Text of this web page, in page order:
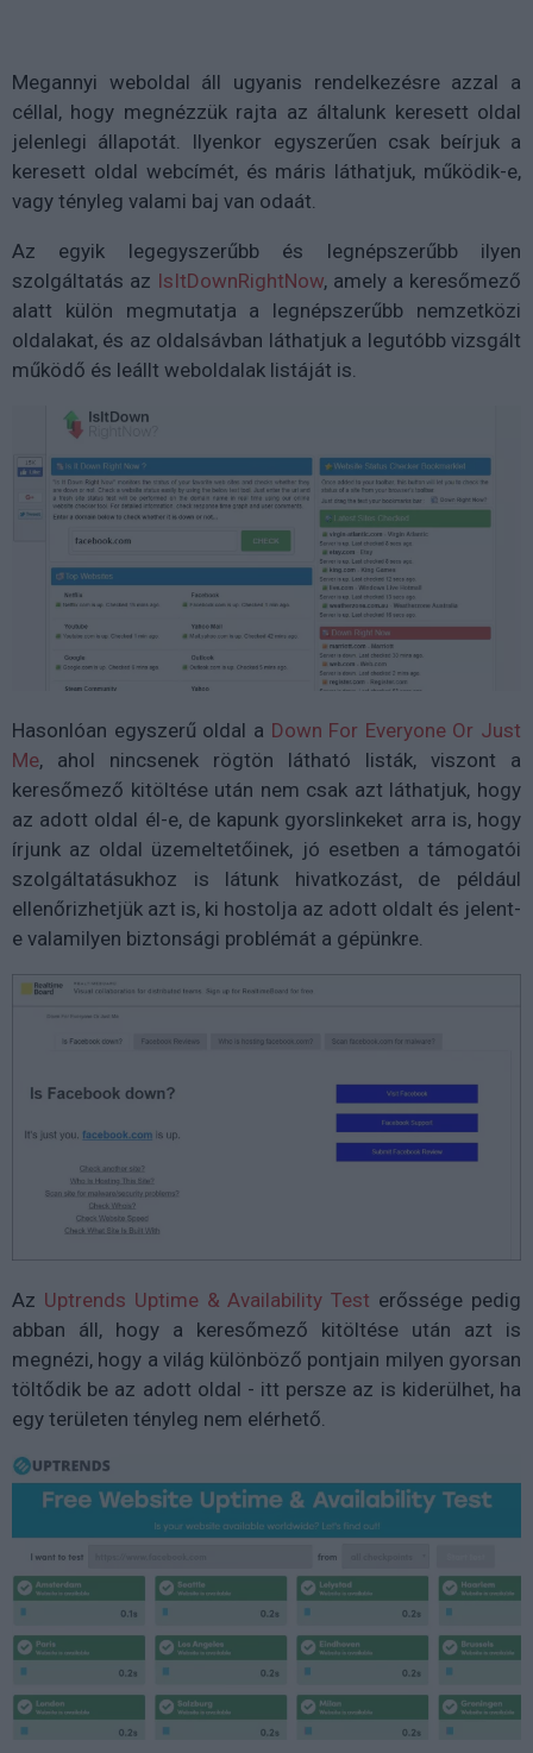
Megannyi weboldal áll ugyanis rendelkezésre azzal a
céllal, hogy megnézzük rajta az általunk keresett oldal
jelenlegi állapotát. Ilyenkor egyszerűen csak beírjuk a
keresett oldal webcímét, és máris láthatjuk, működik-e,
vagy tényleg valami baj van odaát.
Az egyik legegyszerűbb és legnépszerűbb ilyen
szolgáltatás az IsItDownRightNow, amely a keresőmező
alatt külön megmutatja a legnépszerűbb nemzetközi
oldalakat, és az oldalsávban láthatjuk a legutóbb vizsgált
működő és leállt weboldalak listáját is.
Hasonlóan egyszerű oldal a Down For Everyone Or Just
Me, ahol nincsenek rögtön látható listák, viszont a
keresőmező kitöltése után nem csak azt láthatjuk, hogy
az adott oldal él-e, de kapunk gyorslinkeket arra is, hogy
írjunk az oldal üzemeltetőinek, jó esetben a támogatói
szolgáltatásukhoz is látunk hivatkozást, de például
ellenőrizhetjük azt is, ki hostolja az adott oldalt és jelent-
e valamilyen biztonsági problémát a gépünkre.
Az Uptrends Uptime & Availability Test erőssége pedig
abban áll, hogy a keresőmező kitöltése után azt is
megnézi, hogy a világ különböző pontjain milyen gyorsan
töltődik be az adott oldal - itt persze az is kiderülhet, ha
egy területen tényleg nem elérhető.